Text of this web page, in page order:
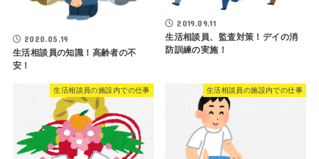
2020.05.19
生活相談員の知識！高齢者の不
安！
2019.09.11
生活相談員、監査対策！デイの消
防訓練の実施！
生活相談員の施設内での仕事 生活相談員の施設内での仕事